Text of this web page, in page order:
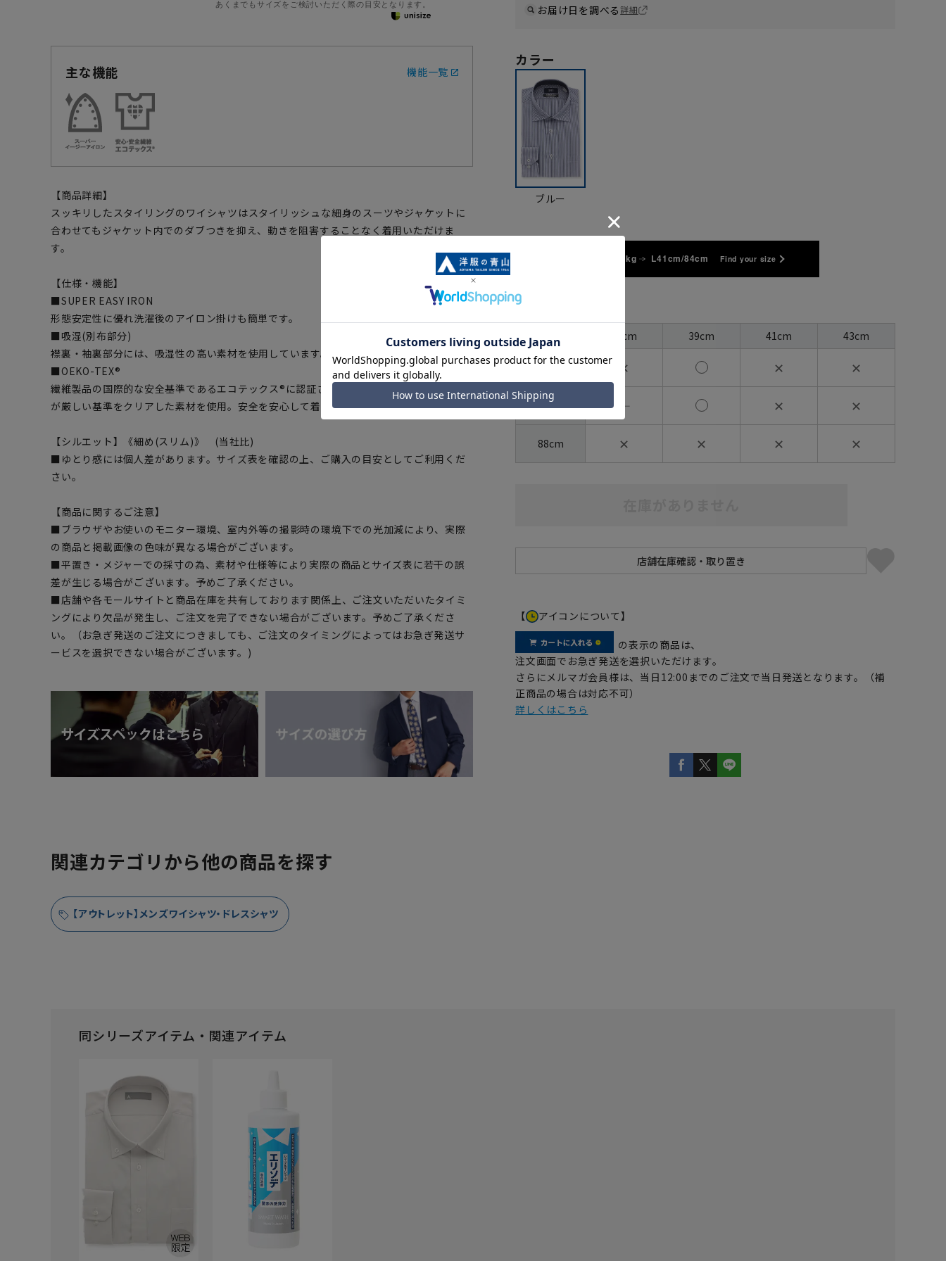
あくまでもサイズをご検討いただく際の目安となります。
主な機能 機能一覧
【商品詳細】
スッキリしたスタイリングのワイシャツはスタイリッシュな細身のスーツやジャケットに
合わせてもジャケット内でのダブつきを抑え、動きを阻害することなく着用いただけま
す。
【仕様・機能】
■SUPER EASY IRON
形態安定性に優れ洗濯後のアイロン掛けも簡単です。
■吸湿(別布部分)
襟裏・袖裏部分には、吸湿性の高い素材を使用しています。
■OEKO-TEX®
繊維製品の国際的な安全基準であるエコテックス®に認証された、生地から付属まですべて
が厳しい基準をクリアした素材を使用。安全を安心して着用いただけます。
【シルエット】《細め(スリム)》 (当社比)
■ゆとり感には個人差があります。サイズ表を確認の上、ご購入の目安としてご利用くだ
さい。
【商品に関するご注意】
■ブラウザやお使いのモニター環境、室内外等の撮影時の環境下での光加減により、実際
の商品と掲載画像の色味が異なる場合がございます。
■平置き・メジャーでの採寸の為、素材や仕様等により実際の商品とサイズ表に若干の誤
差が生じる場合がございます。予めご了承ください。
■店舗や各モールサイトと商品在庫を共有しております関係上、ご注文いただいたタイミ
ングにより欠品が発生し、ご注文を完了できない場合がございます。予めご了承くださ
い。（お急ぎ発送のご注文につきましても、ご注文のタイミングによってはお急ぎ発送サ
ービスを選択できない場合がございます。)
お届け日を調べる詳細
カラー
ブルー
173cm / 70kg L41cm/84cm Find your size
サイズ
裄丈 37cm 39cm 41cm 43cm
82cm ✕ ✕ ✕
86cm ― ✕ ✕
88cm ✕ ✕ ✕ ✕
【 アイコンについて】
の表示の商品は、
注文画面でお急ぎ発送を選択いただけます。
さらにメルマガ会員様は、当日12:00までのご注文で当日発送となります。（補
正商品の場合は対応不可）
詳しくはこちら
関連カテゴリから他の商品を探す
【アウトレット】メンズワイシャツ・ドレスシャツ
同シリーズアイテム・関連アイテム